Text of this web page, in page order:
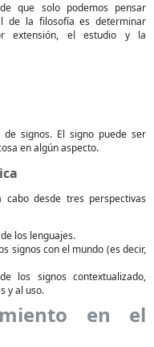
que solo podemos pensar
de la filosofía es determinar
extensión, el estudio y la
de signos. El signo puede ser
en algún aspecto.
desde tres perspectivas
los lenguajes.
signos con el mundo (es decir,
los signos contextualizado,
y al uso.
en el